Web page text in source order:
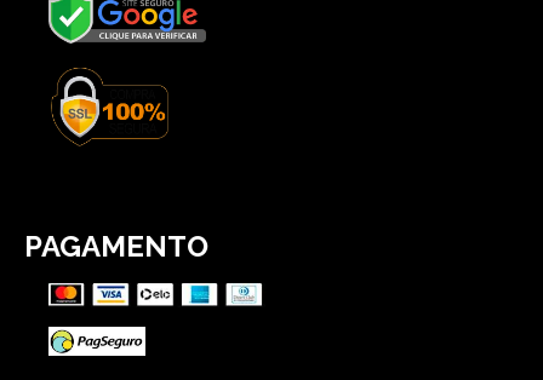
PAGAMENTO